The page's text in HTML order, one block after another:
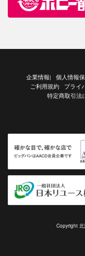
企業情報| 個人情報
ご利用規約 プライ
特定商取引法
Copyright 北